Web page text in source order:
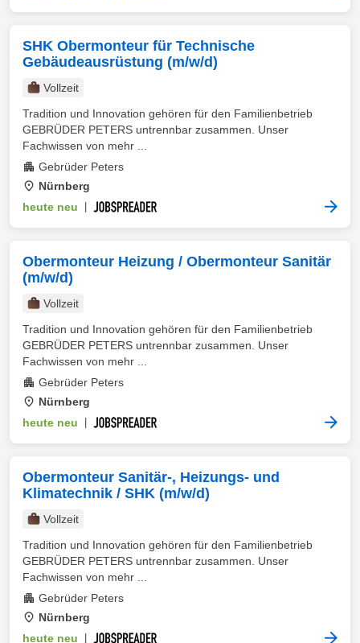
SHK Obermonteur für Technische
Gebäudeausrüstung (m/w/d)
Vollzeit
Tradition und Innovation gehören für den Familienbetrieb
GEBRÜDER PETERS untrennbar zusammen. Unser
Fachwissen von mehr ...
Gebrüder Peters
Nürnberg
heute neu
Obermonteur Heizung / Obermonteur Sanitär
(m/w/d)
Vollzeit
Tradition und Innovation gehören für den Familienbetrieb
GEBRÜDER PETERS untrennbar zusammen. Unser
Fachwissen von mehr ...
Gebrüder Peters
Nürnberg
heute neu
Obermonteur Sanitär-, Heizungs- und
Klimatechnik / SHK (m/w/d)
Vollzeit
Tradition und Innovation gehören für den Familienbetrieb
GEBRÜDER PETERS untrennbar zusammen. Unser
Fachwissen von mehr ...
Gebrüder Peters
Nürnberg
heute neu